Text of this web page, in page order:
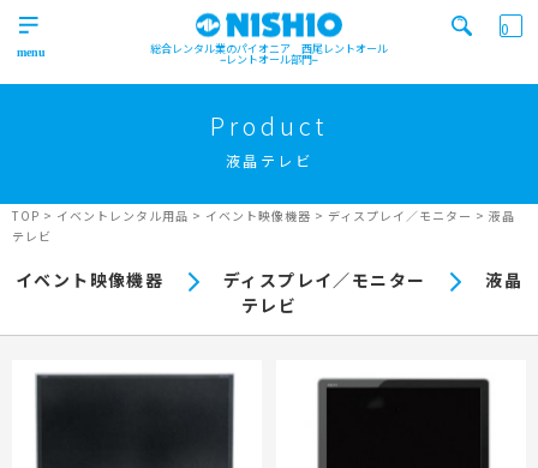
総合レンタル業のパイオニア 西尾レントオール
レントオール部門
Product
イベント
Works
Business
屋外イベント事業
営業所一覧
0
実績
商品 ニュース/ブログ
キーワード検索
Product
液晶テレビ
TOP > イベントレンタル用品 > イベント映像機器 > ディスプレイ／モニター > 液晶
テレビ
イベント映像機器 ディスプレイ／モニター
液晶
テレビ